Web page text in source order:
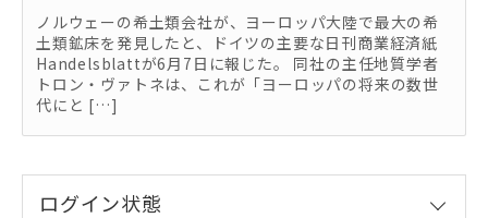
ノルウェーの希土類会社が、ヨーロッパ大陸で最大の希
土類鉱床を発見したと、ドイツの主要な日刊商業経済紙
Handelsblattが6月7日に報じた。 同社の主任地質学者
トロン・ヴァトネは、これが「ヨーロッパの将来の数世
代にと […]
ログイン状態